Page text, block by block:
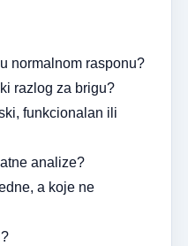
normalnom rasponu?
razlog za brigu?
funkcionalan ili
analize?
a koje ne